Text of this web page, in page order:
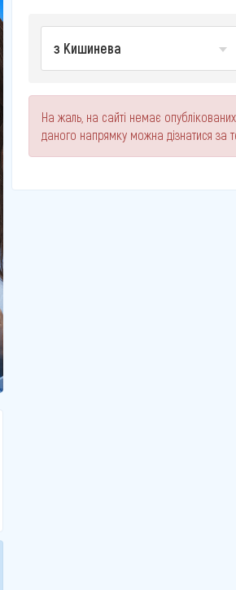
з Кишинева
На жаль, на сайті немає
даного напрямку можна дізнатися за